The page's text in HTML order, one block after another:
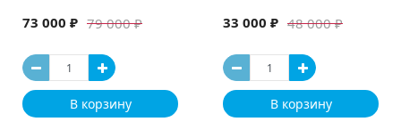
79 000 ₽
73 000 ₽
В корзину
48 000 ₽
33 000 ₽
В корзину